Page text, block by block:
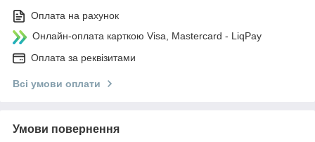
Оплата на рахунок
Онлайн-оплата карткою Visa, Mastercard - LiqPay
Оплата за реквізитами
Всі умови оплати
Умови повернення